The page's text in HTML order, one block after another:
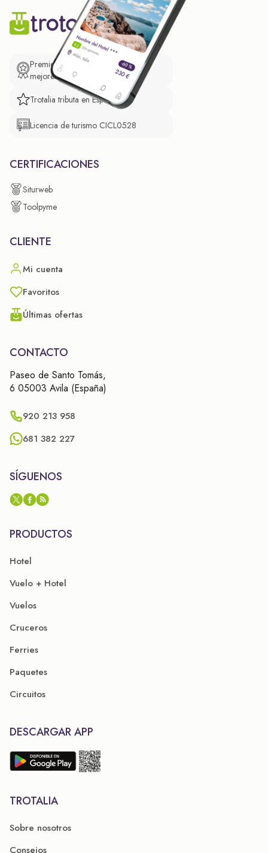
Premio de El Confidencial a las
mejores prácticas empresariales.
Trotalia tributa en España
Licencia de turismo CICL0528
CERTIFICACIONES
Siturweb
Toolpyme
CLIENTE
Mi cuenta
Favoritos
Últimas ofertas
CONTACTO
Paseo de Santo Tomás,
6 05003 Avila (España)
920 213 958
681 382 227
SÍGUENOS
PRODUCTOS
Hotel
Vuelo + Hotel
Vuelos
Cruceros
Ferries
Paquetes
Circuitos
DESCARGAR APP
TROTALIA
Sobre nosotros
Consejos